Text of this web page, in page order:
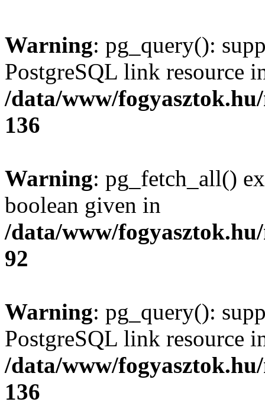
Warning: pg_query():
PostgreSQL link resource
/data/www/
136
Warning: pg_fetch_all()
boolean given in
/data/www/
92
Warning: pg_query():
PostgreSQL link resource
/data/www/
136